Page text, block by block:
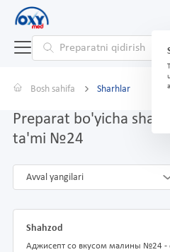
Bosh sahifa Sharhlar
Preparat bo'yicha
ta'mi №24
Avval yangilari
Shahzod
Аджисепт со вкусом малины №24 -